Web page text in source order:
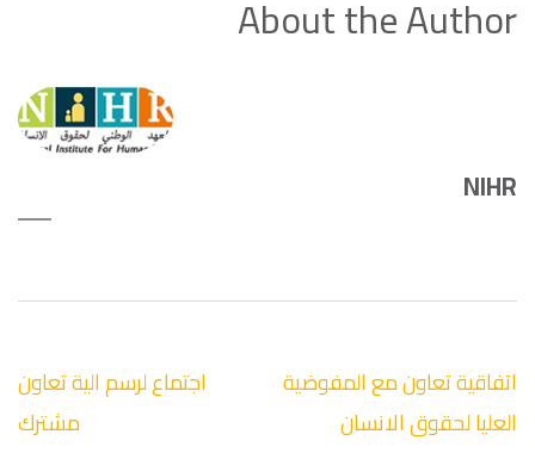
About the Author
NIHR
تصفّح
المقالات
اتفاقية تعاون مع المفوضية
العليا لحقوق الانسان
اجتماع لرسم الية تعاون
مشترك